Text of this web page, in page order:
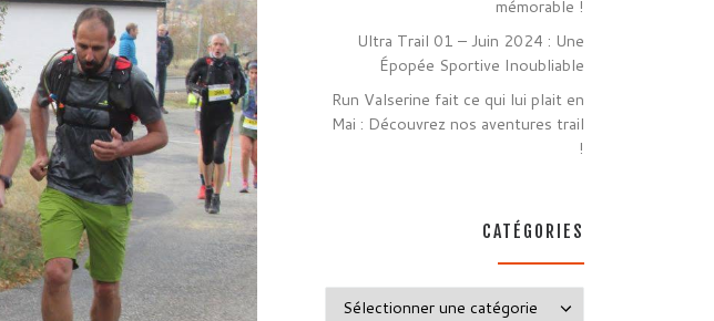
mémorable !
Ultra Trail 01 – Juin 2024 : Une
Épopée Sportive Inoubliable
Run Valserine fait ce qui lui plait en
Mai : Découvrez nos aventures trail
!
CATÉGORIES